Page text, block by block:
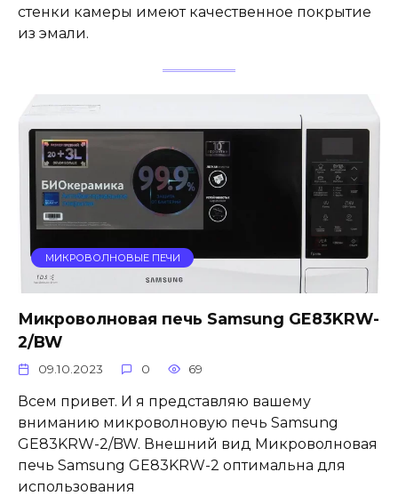
стенки камеры имеют качественное покрытие
из эмали.
МИКРОВОЛНОВЫЕ ПЕЧИ
Микроволновая печь Samsung GE83KRW-
2/BW
09.10.2023 0 69
Всем привет. И я представляю вашему
вниманию микроволновую печь Samsung
GE83KRW-2/BW. Внешний вид Микроволновая
печь Samsung GE83KRW-2 оптимальна для
использования